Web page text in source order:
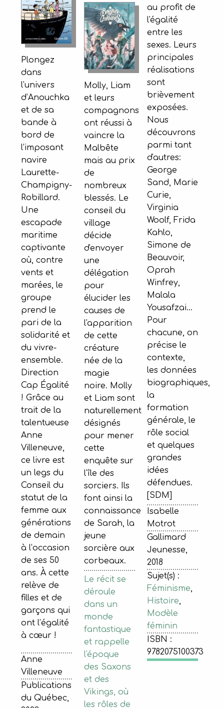
Molly, Liam
et leurs
compagnons
ont réussi à
vaincre la
Malbête
mais au prix
de
nombreux
blessés. Le
conseil du
village
décide
d'envoyer
une
délégation
pour
élucider les
causes de
l'apparition
de cette
créature
née de la
magie
noire. Molly
et Liam sont
naturellement
désignés
pour mener
cette
enquête sur
l'île des
sorciers. Ils
font ainsi la
connaissance
de Sarah, la
jeune
sorcière aux
corbeaux.
Le récit se
déroule
dans un
monde
fantastique
et rappelle
l'époque
des Saxons
et des
Vikings, où
les rôles de
Plongez
dans
l’univers
d’Anouchka
et de sa
bande à
bord de
l’imposant
navire
Laurette-
Champigny-
Robillard.
Une
escapade
maritime
captivante
où, contre
vents et
marées, le
groupe
prend le
pari de la
solidarité et
du vivre-
ensemble.
Direction
Cap Égalité
! Grâce au
trait de la
talentueuse
Anne
Villeneuve,
ce livre est
un legs du
Conseil du
statut de la
femme aux
générations
de demain
à l’occasion
de ses 50
ans. À cette
relève de
filles et de
garçons qui
ont l’égalité
à cœur !
Anne
Villeneuve
Publications
du Québec,
au profit de
l'égalité
entre les
sexes. Leurs
principales
réalisations
sont
brièvement
exposées.
Nous
découvrons
parmi tant
d'autres:
George
Sand, Marie
Curie,
Virginia
Woolf, Frida
Kahlo,
Simone de
Beauvoir,
Oprah
Winfrey,
Malala
Yousafzai...
Pour
chacune, on
précise le
contexte,
les données
biographiques,
la
formation
générale, le
rôle social
et quelques
grandes
idées
défendues.
[SDM]
Isabelle
Motrot
Gallimard
Jeunesse,
2018
Sujet(s) :
Féminisme,
Histoire,
Modèle
féminin
ISBN :
9782075100373